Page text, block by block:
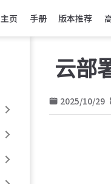
主页 手册 版本推荐
云部
2025/10/29